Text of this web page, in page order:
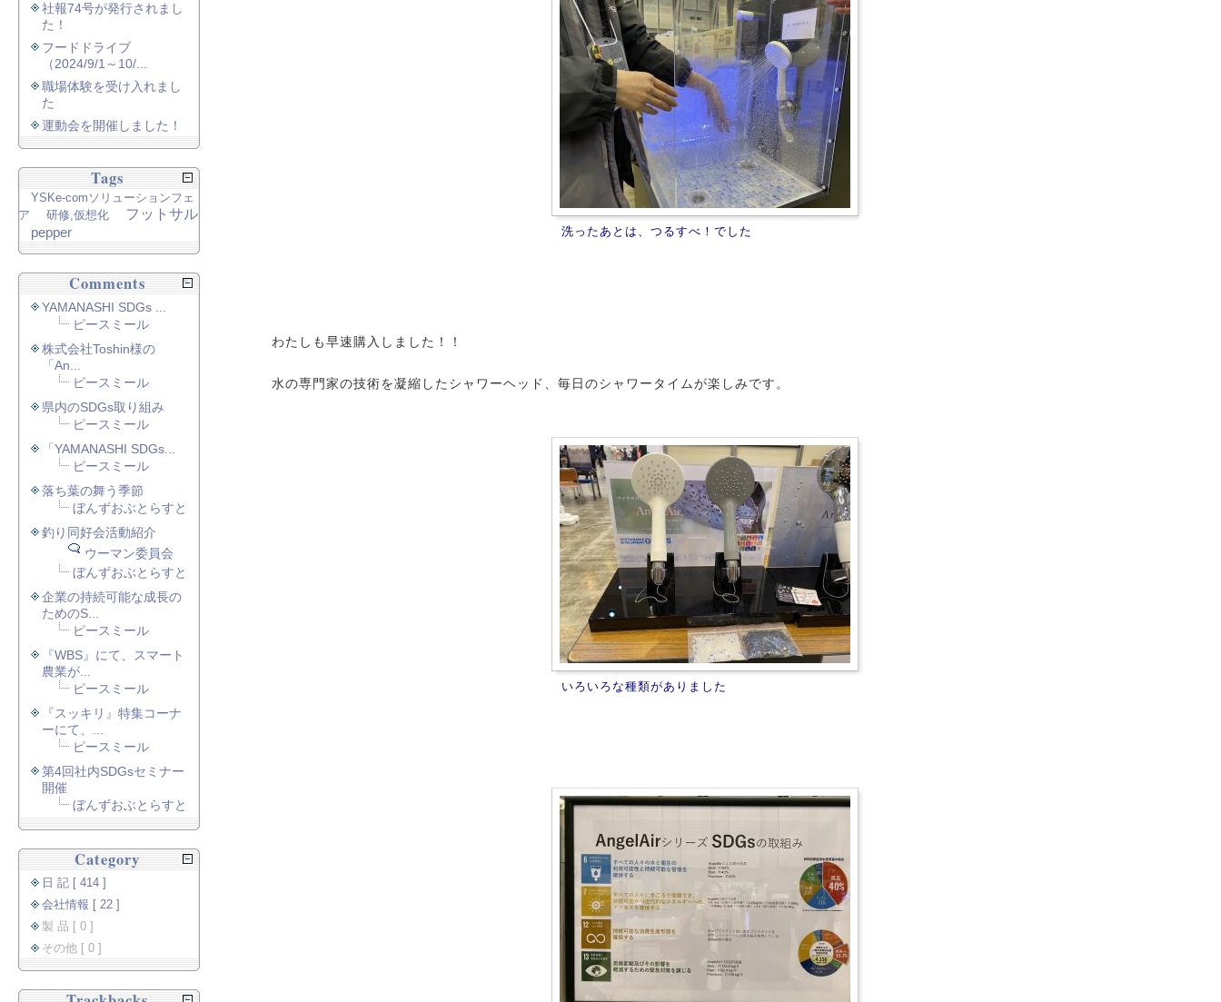
洗ったあとは、つるすべ！でした
わたしも早速購入しました！！
水の専門家の技術を凝縮したシャワーヘッド、毎日のシャワータイムが楽しみです。
いろいろな種類がありました
社報74号が発行されまし
た！
フードドライブ
（2024/9/1～10/...
職場体験を受け入れまし
た
運動会を開催しました！
Tags
YSKe-comソリューションフェ
ア
研修,仮想化
フットサル
pepper
Comments
YAMANASHI SDGs ...
ピースミール
株式会社Toshin様の
「An...
ピースミール
県内のSDGs取り組み
ピースミール
「YAMANASHI SDGs...
ピースミール
落ち葉の舞う季節
ぼんずおぶとらすと
釣り同好会活動紹介
ウーマン委員会
ぼんずおぶとらすと
企業の持続可能な成長の
ためのS...
ピースミール
『WBS』にて、スマート
農業が...
ピースミール
『スッキリ』特集コーナ
ーにて、...
ピースミール
第4回社内SDGsセミナー
開催
ぼんずおぶとらすと
Category
日 記 [ 414 ]
会社情報 [ 22 ]
製 品 [ 0 ]
その他 [ 0 ]